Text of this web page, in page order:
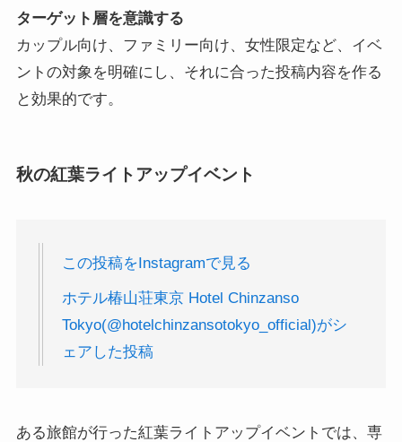
ターゲット層を意識する
カップル向け、ファミリー向け、女性限定など、イベ
ントの対象を明確にし、それに合った投稿内容を作る
と効果的です。
秋の紅葉ライトアップイベント
この投稿をInstagramで見る
ホテル椿山荘東京 Hotel Chinzanso
Tokyo(@hotelchinzansotokyo_official)がシ
ェアした投稿
ある旅館が行った紅葉ライトアップイベントでは、専